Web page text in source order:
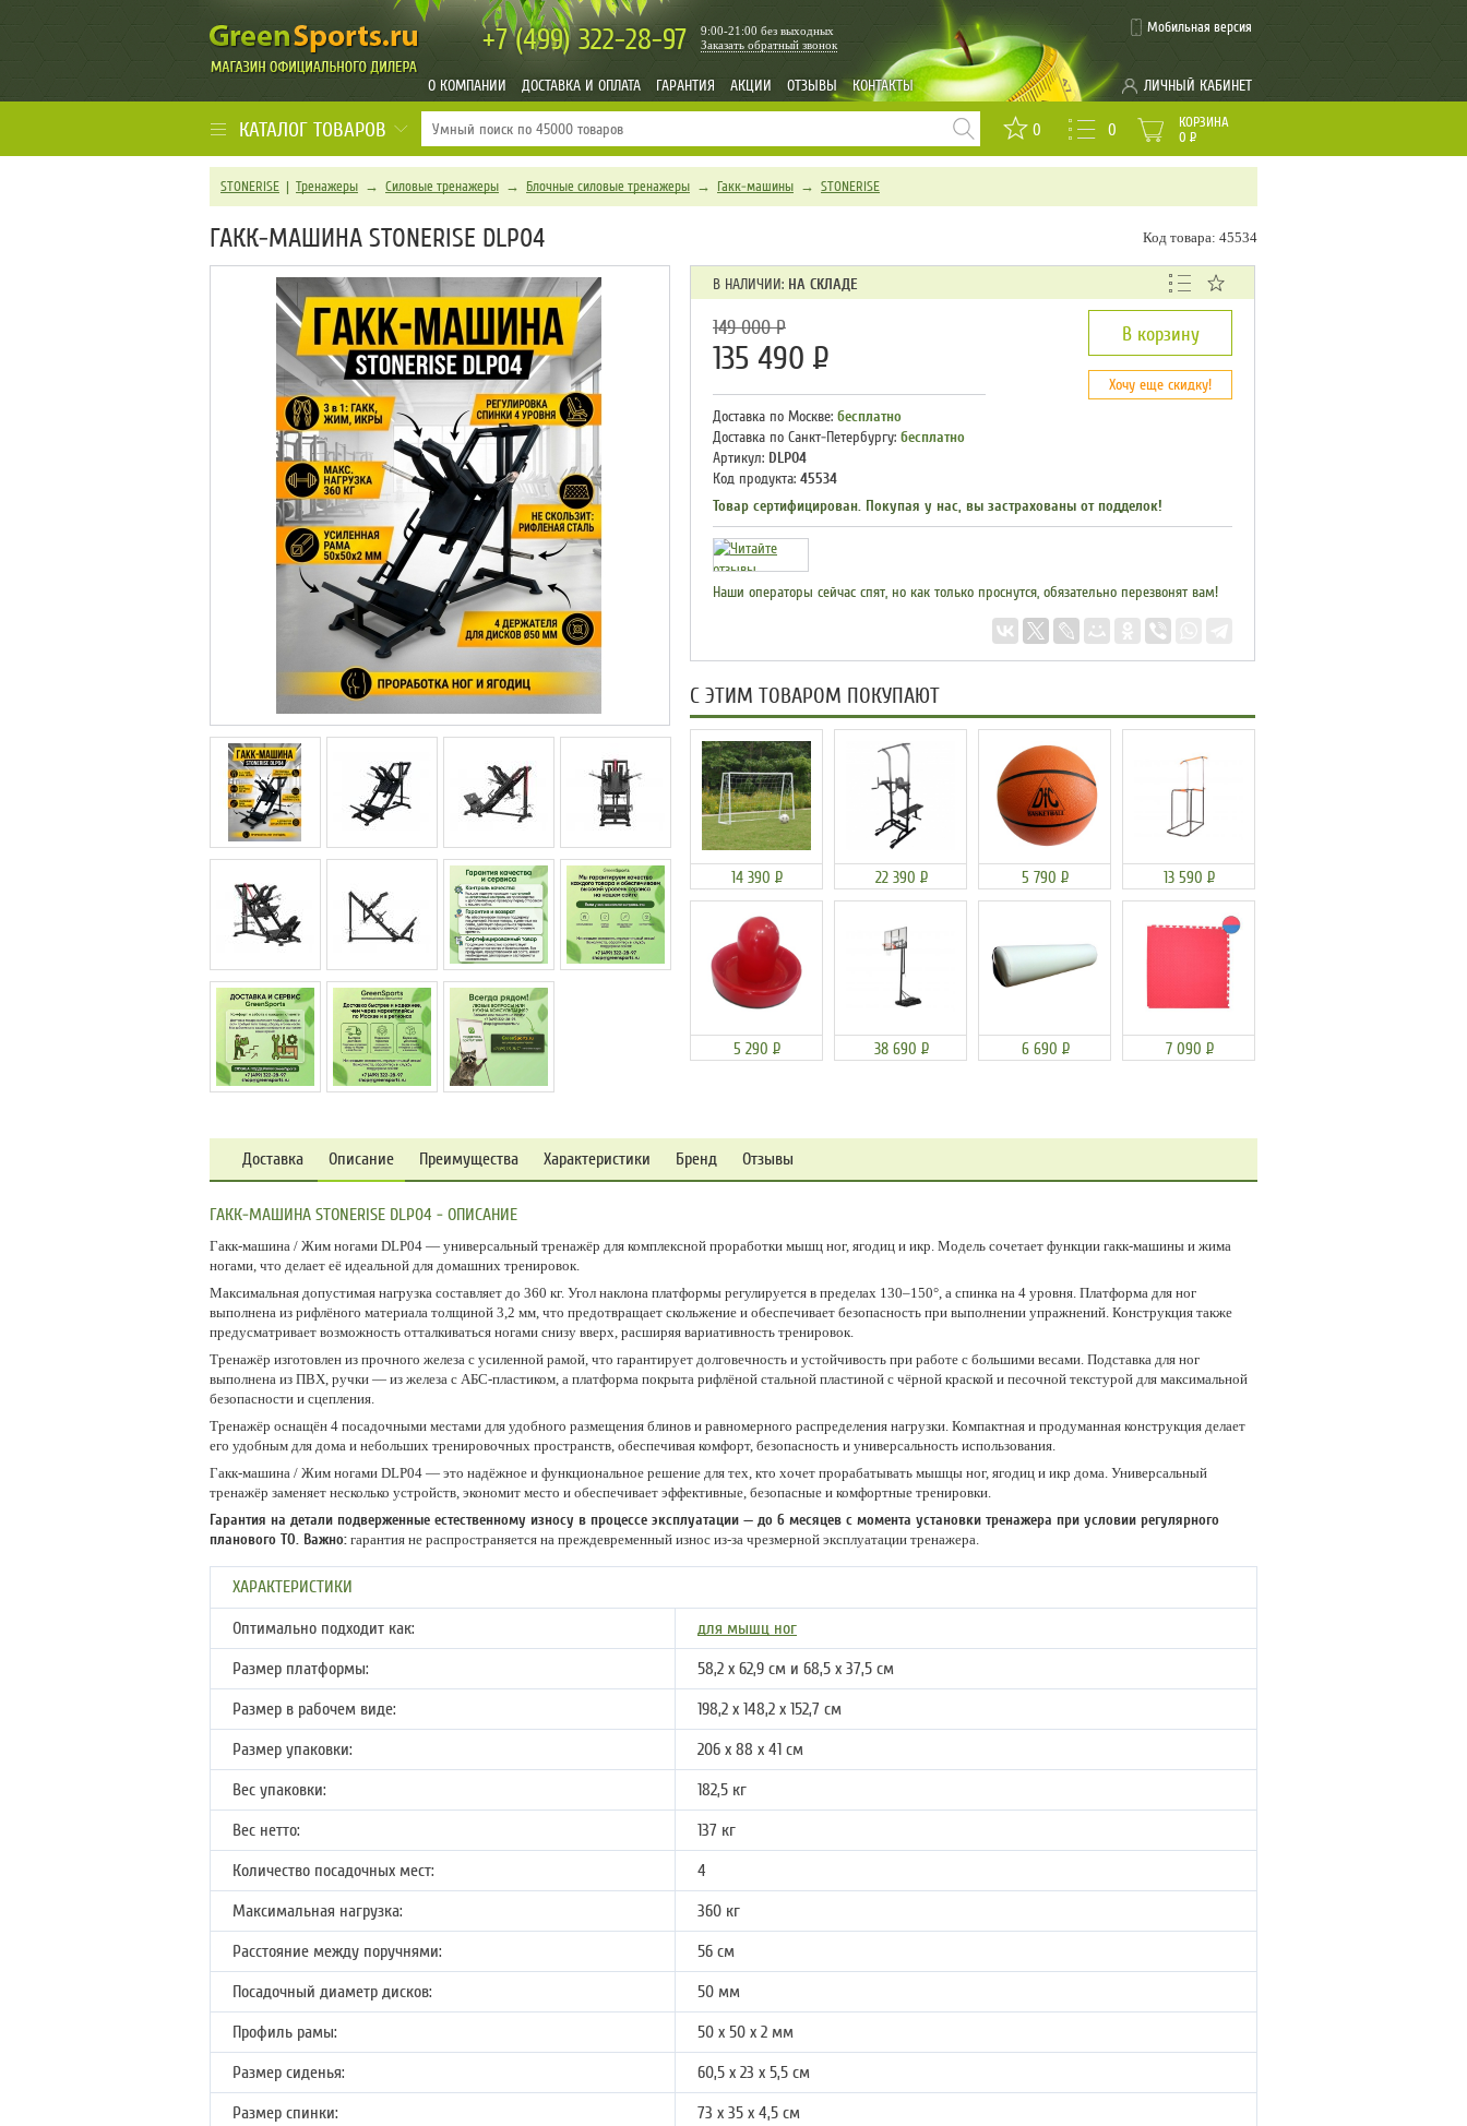
+7 (499)322-28-97 Заказать обратный звонок
9:00-21:00 без выходных
О КОМПАНИИ ДОСТАВКА И ОПЛАТА ГАРАНТИЯ АКЦИИ ОТЗЫВЫ КОНТАКТЫ
Мобильная версия
ЛИЧНЫЙ КАБИНЕТ
КАТАЛОГ ТОВАРОВ 0 0
КОРЗИНА
0 Р
STONERISE | Тренажеры → Силовые тренажеры → Блочные силовые тренажеры → Гакк-машины → STONERISE
Код товара: 45534
ГАКК-МАШИНА STONERISE DLP04
В НАЛИЧИИ: НА СКЛАДЕ
149 000Р
135 490 Р
В корзину
Хочу еще скидку!
Доставка по Москве: бесплатно
Доставка по Санкт-Петербургу: бесплатно
Артикул: DLP04
Код продукта: 45534
Товар сертифицирован. Покупая у нас, вы застрахованы от подделок!
Наши операторы сейчас спят, но как только проснутся, обязательно перезвонят вам!
С ЭТИМ ТОВАРОМ ПОКУПАЮТ
14 390 Р 22 390 Р 5 790 Р 13 590 Р
5 290 Р 38 690 Р 6 690 Р 7 090 Р
Доставка Описание Преимущества Характеристики Бренд Отзывы
ГАКК-МАШИНА STONERISE DLP04 - ОПИСАНИЕ
Гакк-машина / Жим ногами DLP04 — универсальный тренажёр для комплексной проработки мышц ног, ягодиц и икр. Модель сочетает функции гакк-машины и жима
ногами, что делает её идеальной для домашних тренировок.
Максимальная допустимая нагрузка составляет до 360 кг. Угол наклона платформы регулируется в пределах 130–150°, а спинка на 4 уровня. Платформа для ног
выполнена из рифлёного материала толщиной 3,2 мм, что предотвращает скольжение и обеспечивает безопасность при выполнении упражнений. Конструкция также
предусматривает возможность отталкиваться ногами снизу вверх, расширяя вариативность тренировок.
Тренажёр изготовлен из прочного железа с усиленной рамой, что гарантирует долговечность и устойчивость при работе с большими весами. Подставка для ног
выполнена из ПВХ, ручки — из железа с АБС-пластиком, а платформа покрыта рифлёной стальной пластиной с чёрной краской и песочной текстурой для максимальной
безопасности и сцепления.
Тренажёр оснащён 4 посадочными местами для удобного размещения блинов и равномерного распределения нагрузки. Компактная и продуманная конструкция делает
его удобным для дома и небольших тренировочных пространств, обеспечивая комфорт, безопасность и универсальность использования.
Гакк-машина / Жим ногами DLP04 — это надёжное и функциональное решение для тех, кто хочет прорабатывать мышцы ног, ягодиц и икр дома. Универсальный
тренажёр заменяет несколько устройств, экономит место и обеспечивает эффективные, безопасные и комфортные тренировки.
Гарантия на детали подверженные естественному износу в процессе эксплуатации — до 6 месяцев с момента установки тренажера при условии регулярного
планового ТО. Важно: гарантия не распространяется на преждевременный износ из-за чрезмерной эксплуатации тренажера.
ХАРАКТЕРИСТИКИ
Оптимально подходит как:
для мышц ног
Размер платформы:
58,2 х 62,9 см и 68,5 x 37,5 см
Размер в рабочем виде:
198,2 x 148,2 x 152,7 см
Размер упаковки:
206 х 88 х 41 см
Вес упаковки:
182,5 кг
Вес нетто:
137 кг
Количество посадочных мест:
4
Максимальная нагрузка:
360 кг
Расстояние между поручнями:
56 см
Посадочный диаметр дисков:
50 мм
Профиль рамы:
50 х 50 х 2 мм
Размер сиденья:
60,5 х 23 х 5,5 см
Размер спинки:
73 х 35 х 4,5 см